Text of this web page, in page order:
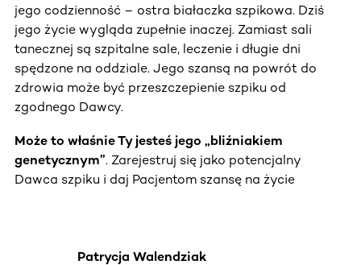
jego codzienność – ostra białaczka szpikowa. Dziś
jego życie wygląda zupełnie inaczej. Zamiast sali
tanecznej są szpitalne sale, leczenie i długie dni
spędzone na oddziale. Jego szansą na powrót do
zdrowia może być przeszczepienie szpiku od
zgodnego Dawcy.
Może to właśnie Ty jesteś jego „bliźniakiem
genetycznym”. Zarejestruj się jako potencjalny
Dawca szpiku i daj Pacjentom szansę na życie
Patrycja Walendziak